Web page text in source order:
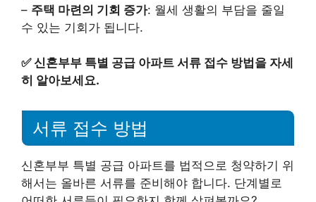
– 주택 마련의 기회 증가: 월세 생활의 부담을 줄일
수 있는 기회가 됩니다.
✅신혼부부 특별 공급 아파트 서류 접수 방법을 자세
히 알아보세요.
서류 접수 방법
신혼부부 특별 공급 아파트를 법적으로 청약하기 위
해서는 올바른 서류를 준비해야 합니다. 단계별로